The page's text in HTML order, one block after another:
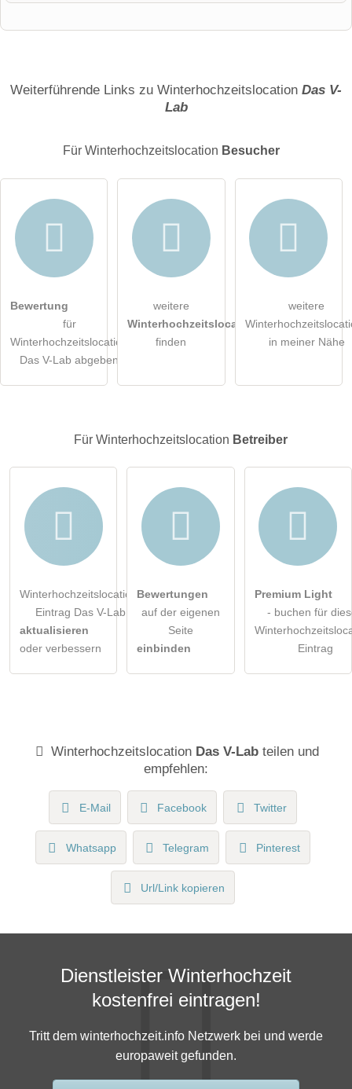
E-Mail-Adresse (wird nicht veröffentlicht)
Die Datenschutzerklärung habe ich zur Kenntnis genommen.
öffentliche Frage stellen
Klicken Sie hier um eineindividuelle Fragean den
Weiterführende Links zu Winterhochzeitslocation Das V-
Lab
Für Winterhochzeitslocation Besucher
Bewertung
für
Winterhochzeitslocation
Das V-Lab abgeben
weitere
Winterhochzeitslocations
finden
weitere
in meiner Nähe
Für Winterhochzeitslocation Betreiber
Winterhochzeitslocation-
Eintrag Das V-Lab
aktualisieren
oder verbessern
Bewertungen
auf der eigenen
Seite
einbinden
Premium Light
- buchen für
Eintrag
Winterhochzeitslocation Das V-Lab teilen und
empfehlen:
E-Mail Facebook Twitter
Whatsapp Telegram Pinterest
Url/Link kopieren
Dienstleister Winterhochzeit
kostenfrei eintragen!
Tritt dem winterhochzeit.info Netzwerk bei und werde
europaweit gefunden.